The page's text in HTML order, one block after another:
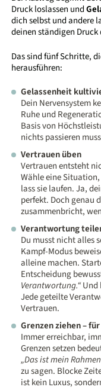
Druck loslassen und
dich selbst und andere
deinen ständigen
Das sind fünf Schritte,
herausführen:
Gelassenheit
Dein Nervensystem
Ruhe und
Basis von
nichts passieren
Vertrauen üben
Vertrauen entsteht
Wähle eine
lass sie laufen. Ja,
perfekt. Doch genau
zusammenbricht,
Verantwortung
Du musst nicht alles
Kampf-Modus
alleine machen.
Entscheidung
Verantwortung.“Und
Jede geteilte
Vertrauen.
Grenzen ziehen –
Immer erreichbar,
Grenzen setzen
„Das ist mein
zu sagen. Blocke
ist kein Luxus,